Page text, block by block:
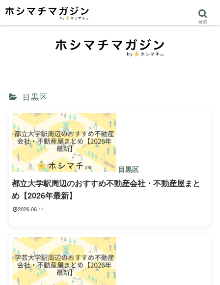
目黒区
目黒区
都立大学駅周辺のおすすめ不動産会社・不動産屋まと
め【2026年最新】
2026.06.11
検索